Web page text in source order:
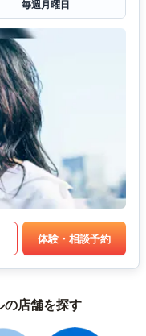
毎週月曜日
体験・相談予約
の店舗を探す